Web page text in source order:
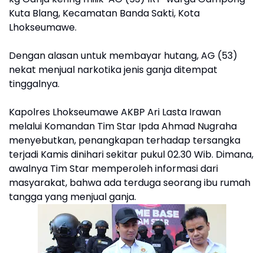
Kuta Blang, Kecamatan Banda Sakti, Kota
Lhokseumawe.
Dengan alasan untuk membayar hutang, AG (53)
nekat menjual narkotika jenis ganja ditempat
tinggalnya.
Kapolres Lhokseumawe AKBP Ari Lasta Irawan
melalui Komandan Tim Star Ipda Ahmad Nugraha
menyebutkan, penangkapan terhadap tersangka
terjadi Kamis dinihari sekitar pukul 02.30 Wib. Dimana,
awalnya Tim Star memperoleh informasi dari
masyarakat, bahwa ada terduga seorang ibu rumah
tangga yang menjual ganja.